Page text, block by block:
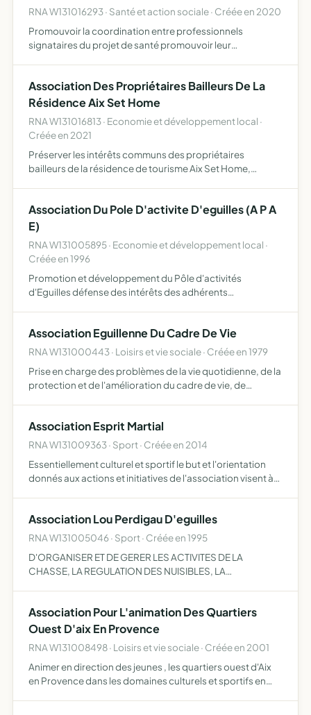
RNA W131016293 · Santé et action sociale · Créée en 2020
Promouvoir la coordination entre professionnels
signataires du projet de santé promouvoir leur
réduction des …
Association Des Propriétaires Bailleurs De La
Résidence Aix Set Home
RNA W131016813 · Economie et développement local ·
Créée en 2021
Préserver les intérêts communs des propriétaires
bailleurs de la résidence de tourisme Aix Set Home,
ré…
Association Du Pole D'activite D'eguilles (A P A
E)
RNA W131005895 · Economie et développement local ·
Créée en 1996
Promotion et développement du Pôle d'activités
d'Eguilles défense des intérêts des adhérents
partenaires animation…
Association Eguillenne Du Cadre De Vie
RNA W131000443 · Loisirs et vie sociale · Créée en 1979
Prise en charge des problèmes de la vie quotidienne, de la
protection et de l'amélioration du cadre de vie, de
Association Esprit Martial
RNA W131009363 · Sport · Créée en 2014
Essentiellement culturel et sportif le but et l'orientation
donnés aux actions et initiatives de l'association visent à
Association Lou Perdigau D'eguilles
RNA W131005046 · Sport · Créée en 1995
D'ORGANISER ET DE GERER LES ACTIVITES DE LA
CHASSE, LA REGULATION DES NUISIBLES, LA
L'ASSOCIATION
Association Pour L'animation Des Quartiers
Ouest D'aix En Provence
RNA W131008498 · Loisirs et vie sociale · Créée en 2001
Animer en direction des jeunes , les quartiers ouest d'Aix
en Provence dans les domaines culturels et sportifs en